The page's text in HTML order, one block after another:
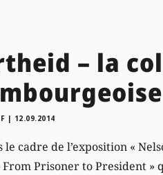
– la
| 12.09.2014
le cadre de l’exposition «
Prisoner to President »